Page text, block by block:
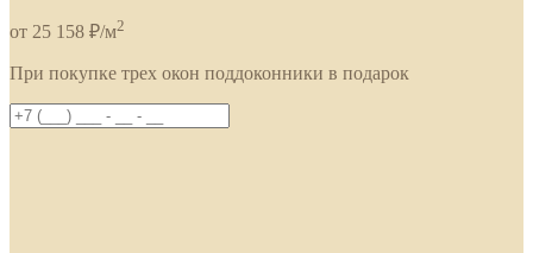
от 25 158 ₽/м2
При покупке трех окон поддоконники в подарок